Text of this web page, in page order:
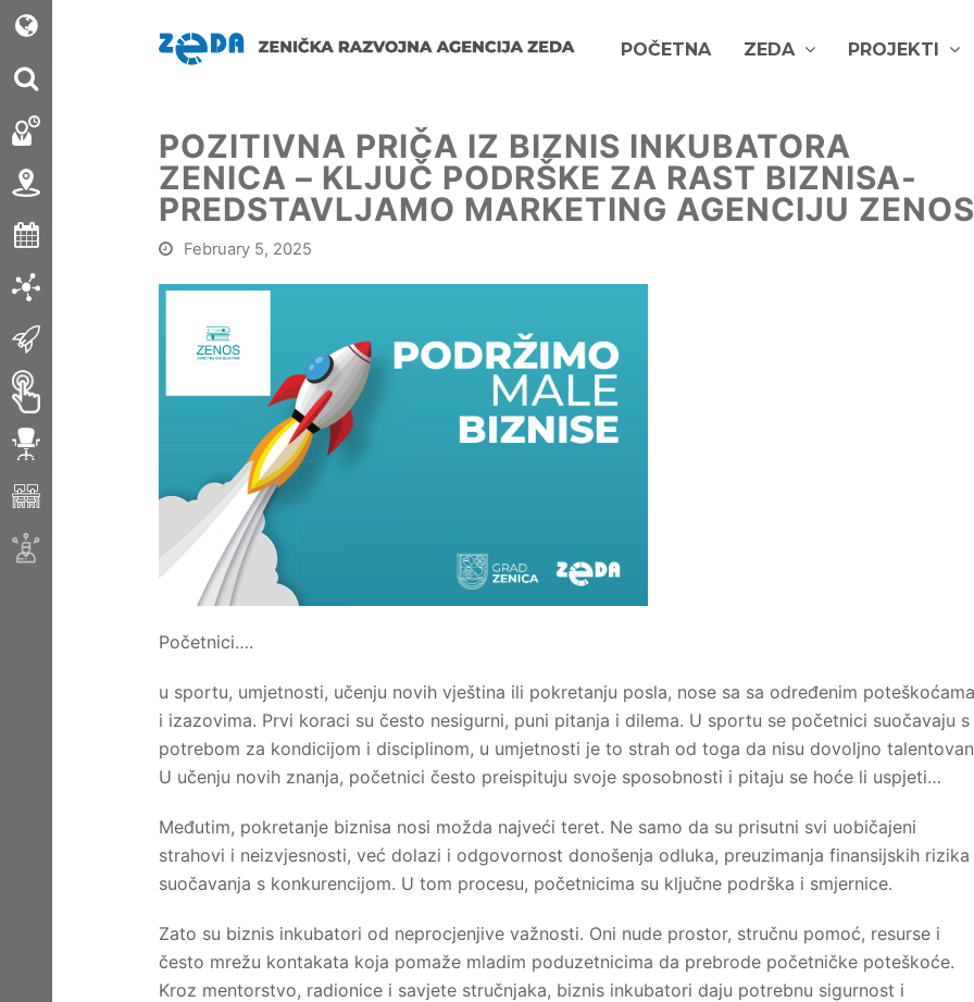
POČETNA ZEDA PROJEKTI
POZITIVNA PRIČA IZ BIZNIS INKUBATORA
ZENICA – KLJUČ PODRŠKE ZA RAST BIZNISA-
PREDSTAVLJAMO MARKETING AGENCIJU ZENOS
February 5, 2025
Početnici….
u sportu, umjetnosti, učenju novih vještina ili pokretanju posla, nose sa sa određenim poteškoćama
i izazovima. Prvi koraci su često nesigurni, puni pitanja i dilema. U sportu se početnici suočavaju s
potrebom za kondicijom i disciplinom, u umjetnosti je to strah od toga da nisu dovoljno
U učenju novih znanja, početnici često preispituju svoje sposobnosti i pitaju se hoće li uspjeti…
Međutim, pokretanje biznisa nosi možda najveći teret. Ne samo da su prisutni svi uobičajeni
strahovi i neizvjesnosti, već dolazi i odgovornost donošenja odluka, preuzimanja finansijskih rizika
suočavanja s konkurencijom. U tom procesu, početnicima su ključne podrška i smjernice.
Zato su biznis inkubatori od neprocjenjive važnosti. Oni nude prostor, stručnu pomoć, resurse i
često mrežu kontakata koja pomaže mladim poduzetnicima da prebrode početničke poteškoće.
Kroz mentorstvo, radionice i savjete stručnjaka, biznis inkubatori daju potrebnu sigurnost i